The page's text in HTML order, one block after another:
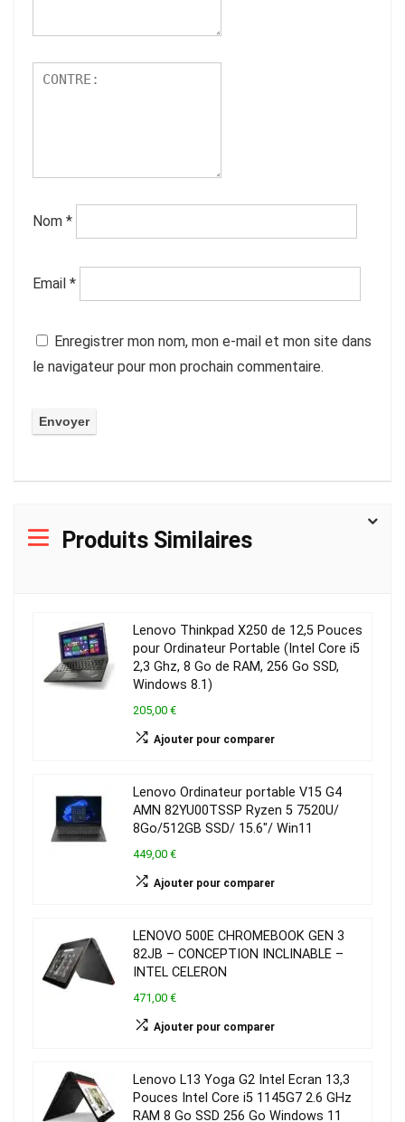
Nom *
Email *
Enregistrer mon nom, mon e-mail et mon site dans
le navigateur pour mon prochain commentaire.
Produits Similaires
Lenovo Thinkpad X250 de 12,5 Pouces
pour Ordinateur Portable (Intel Core i5
2,3 Ghz, 8 Go de RAM, 256 Go SSD,
Windows 8.1)
205,00 €
Ajouter pour comparer
Lenovo Ordinateur portable V15 G4
AMN 82YU00TSSP Ryzen 5 7520U/
8Go/512GB SSD/ 15.6″/ Win11
449,00 €
Ajouter pour comparer
LENOVO 500E CHROMEBOOK GEN 3
82JB – CONCEPTION INCLINABLE –
INTEL CELERON
471,00 €
Ajouter pour comparer
Lenovo L13 Yoga G2 Intel Ecran 13,3
Pouces Intel Core i5 1145G7 2.6 GHz
RAM 8 Go SSD 256 Go Windows 11